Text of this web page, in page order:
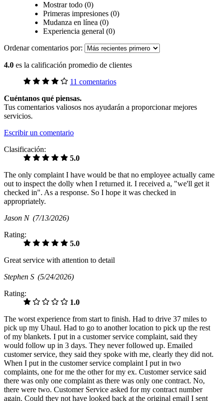
Mostrar todo (0)
Primeras impresiones (0)
Mudanza en línea (0)
Experiencia general (0)
Ordenar comentarios por:
4.0 es la calificación promedio de clientes
11 comentarios
Cuéntanos qué piensas.
Tus comentarios valiosos nos ayudarán a proporcionar mejores
servicios.
Escribir un comentario
Clasificación:
5.0
The only complaint I have would be that no employee actually came
out to inspect the dolly when I returned it. I received a, "we'll get it
checked in". As a response. So I hope it was checked in
appropriately.
Jason N (7/13/2026)
Rating:
5.0
Great service with attention to detail
Stephen S (5/24/2026)
Rating:
1.0
The worst experience from start to finish. Had to drive 37 miles to
pick up my Uhaul. Had to go to another location to pick up the rest
of my blankets. I put in a customer service complaint, said they
would follow up in 3 days. They never followed up. Emailed
customer service, they said they spoke with me, clearly they did not.
When I put in the customer service complaint I put in two
complaints, one for me the other for my ex. Customer service said
there was only one complaint as there was only one contract. No,
there were two. Customer Service asked for my contract number
again. Could they not have looked back at the original email I sent